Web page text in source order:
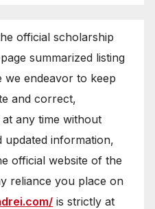
official scholarship
summarized listing
we endeavor to keep
and correct,
any time without
updated information,
official website of the
reliance you place on
is strictly at